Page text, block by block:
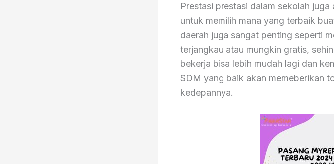
Prestasi prestasi dalam sekolah
untuk memilih mana yang terbaik
daerah juga sangat penting seperti
terjangkau atau mungkin gratis,
bekerja bisa lebih mudah lagi dan
SDM yang baik akan memeberikan
kedepannya.